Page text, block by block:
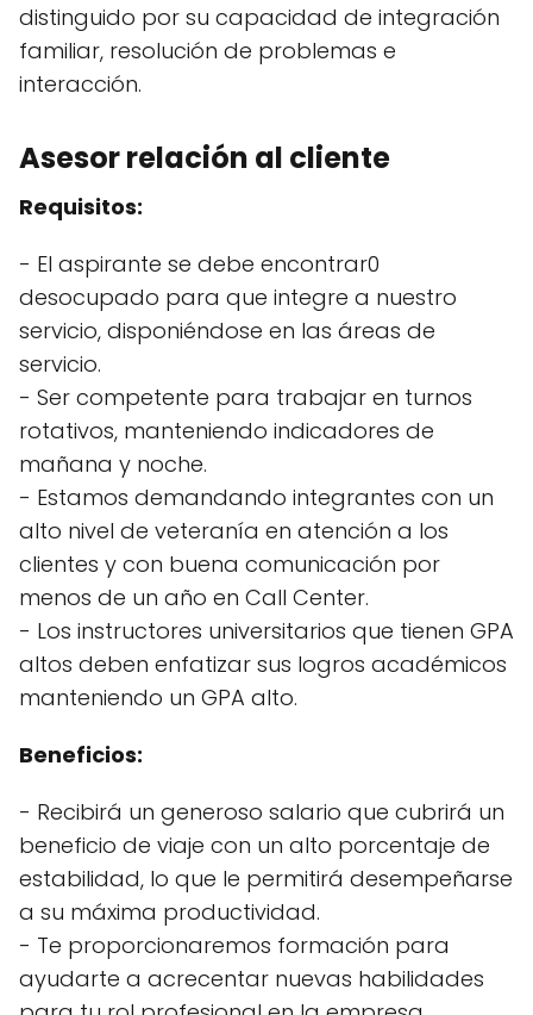
distinguido por su capacidad de integración
familiar, resolución de problemas e
interacción.
Asesor relación al cliente
Requisitos:
- El aspirante se debe encontrar0
desocupado para que integre a nuestro
servicio, disponiéndose en las áreas de
servicio.
- Ser competente para trabajar en turnos
rotativos, manteniendo indicadores de
mañana y noche.
- Estamos demandando integrantes con un
alto nivel de veteranía en atención a los
clientes y con buena comunicación por
menos de un año en Call Center.
- Los instructores universitarios que tienen GPA
altos deben enfatizar sus logros académicos
manteniendo un GPA alto.
Beneficios:
- Recibirá un generoso salario que cubrirá un
beneficio de viaje con un alto porcentaje de
estabilidad, lo que le permitirá desempeñarse
a su máxima productividad.
- Te proporcionaremos formación para
ayudarte a acrecentar nuevas habilidades